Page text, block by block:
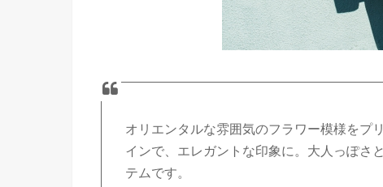
オリエンタルな雰囲気のフラワー模様をプ
インで、エレガントな印象に。大人っぽさ
テムです。